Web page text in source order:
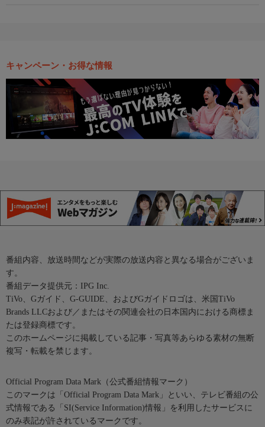
キャンペーン・お得な情報
番組内容、放送時間などが実際の放送内容と異なる場合がございま
す。
番組データ提供元：IPG Inc.
TiVo、Gガイド、G-GUIDE、およびGガイドロゴは、米国TiVo
Brands LLCおよび／またはその関連会社の日本国内における商標ま
たは登録商標です。
このホームページに掲載している記事・写真等あらゆる素材の無断
複写・転載を禁じます。
Official Program Data Mark（公式番組情報マーク）
このマークは「Official Program Data Mark」といい、テレビ番組の公
式情報である「SI(Service Information)情報」を利用したサービスに
のみ表記が許されているマークです。